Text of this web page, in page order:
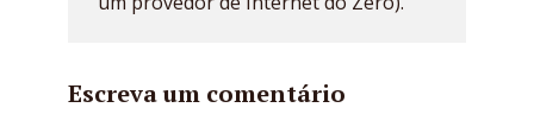
Escreva um comentário